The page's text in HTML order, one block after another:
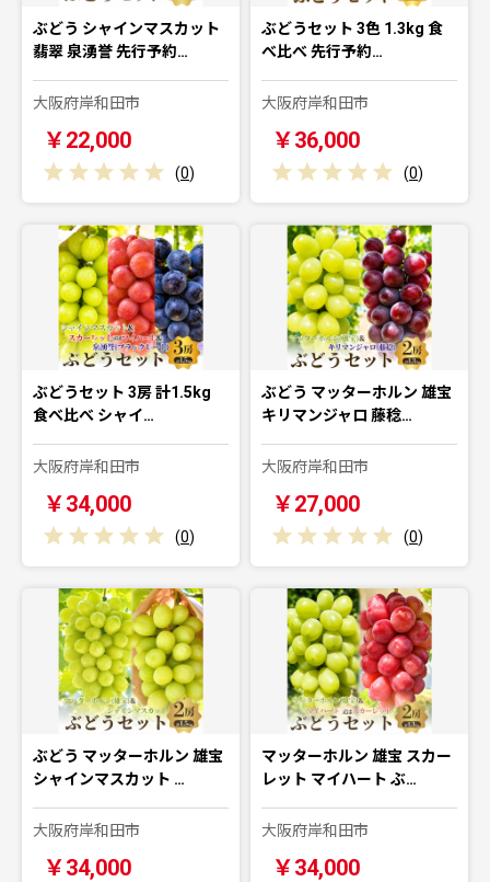
ぶどう シャインマスカット
翡翠 泉湧誉 先行予約…
大阪府岸和田市
￥22,000
(0)
ぶどうセット 3色 1.3kg 食
べ比べ 先行予約…
大阪府岸和田市
￥36,000
(0)
ぶどうセット 3房 計1.5kg
食べ比べ シャイ…
大阪府岸和田市
￥34,000
(0)
ぶどう マッターホルン 雄宝
キリマンジャロ 藤稔…
大阪府岸和田市
￥27,000
(0)
ぶどう マッターホルン 雄宝
シャインマスカット …
大阪府岸和田市
￥34,000
マッターホルン 雄宝 スカー
レット マイハート ぶ…
大阪府岸和田市
￥34,000